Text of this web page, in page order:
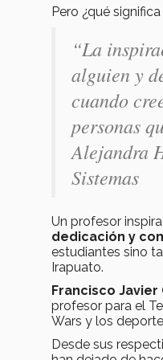
Pero ¿qué
“La
alguien y
cuando
personas
Alejandra
Sistemas
Un profesor
dedicación y
estudiantes sino
Irapuato.
Francisco
profesor para el
Wars y los
Desde sus